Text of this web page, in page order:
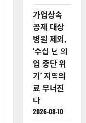
가업상속
공제 대상
병원 제외,
‘수십 년 의
업 중단 위
기’ 지역의
료 무너진
다
2026-08-10